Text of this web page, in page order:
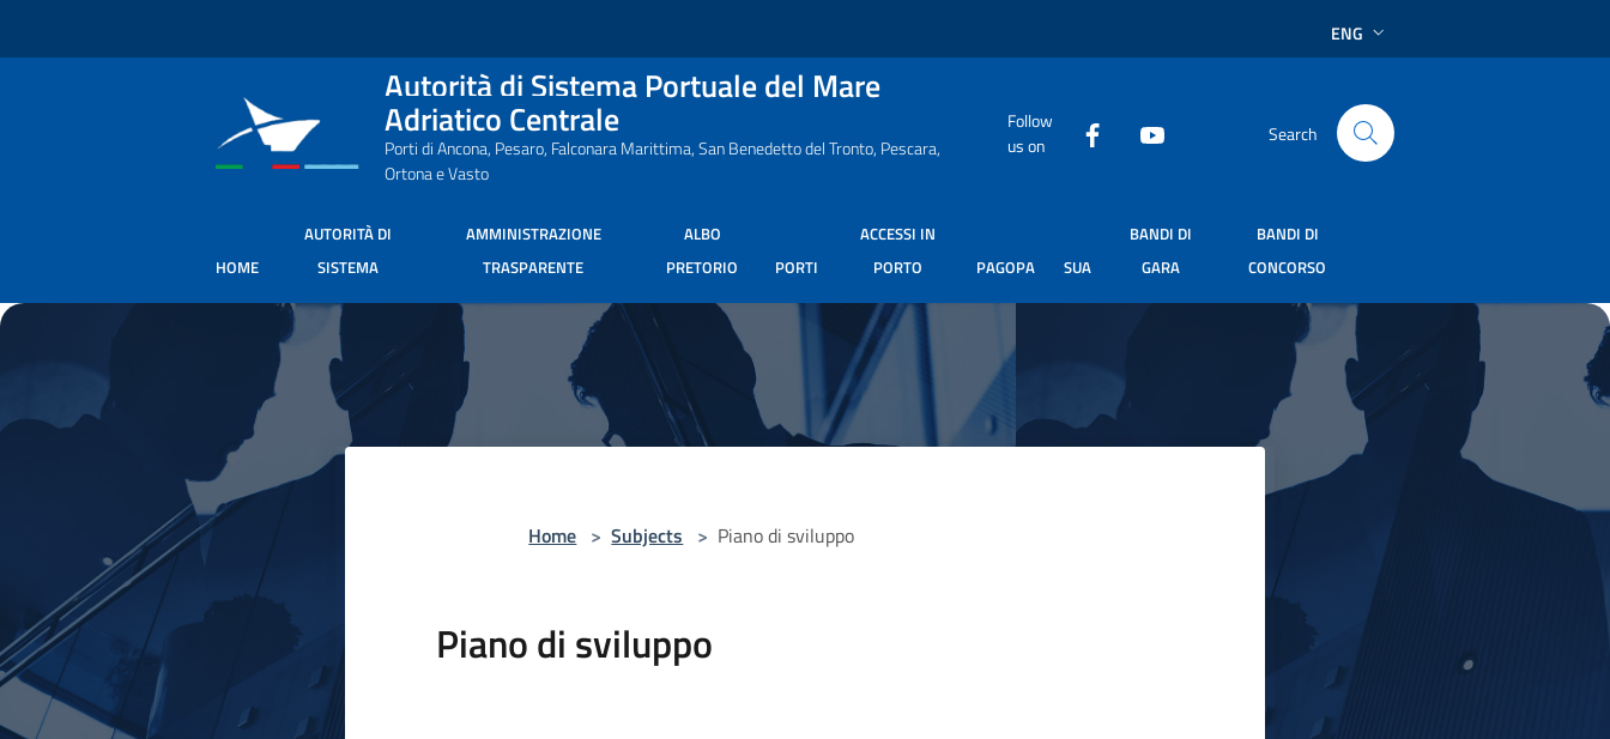
ENG
Autorità di Sistema Portuale del Mare
Adriatico Centrale
Porti di Ancona, Pesaro, Falconara Marittima, San Benedetto del Tronto, Pescara,
Ortona e Vasto
Follow
us on
Search
HOME
AUTORITÀ DI
SISTEMA
AMMINISTRAZIONE
TRASPARENTE
ALBO
PRETORIO
PORTI
ACCESSI IN
PORTO
PAGOPA SUA
BANDI DI
GARA
BANDI DI
CONCORSO
Home > Subjects > Piano di sviluppo
Piano di sviluppo